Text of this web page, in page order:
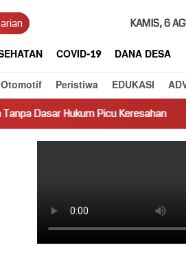
KAMIS, 6
COVID-19
DANA DESA
Otomotif Peristiwa EDUKASI
Picu Keresahan Truk